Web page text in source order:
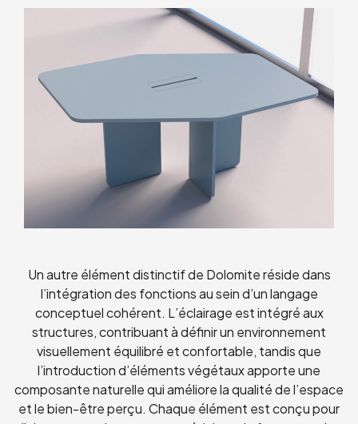
Un autre élément distinctif de Dolomite réside dans
l’intégration des fonctions au sein d’un langage
conceptuel cohérent. L’éclairage est intégré aux
structures, contribuant à définir un environnement
visuellement équilibré et confortable, tandis que
l’introduction d’éléments végétaux apporte une
composante naturelle qui améliore la qualité de l’espace
et le bien-être perçu. Chaque élément est conçu pour